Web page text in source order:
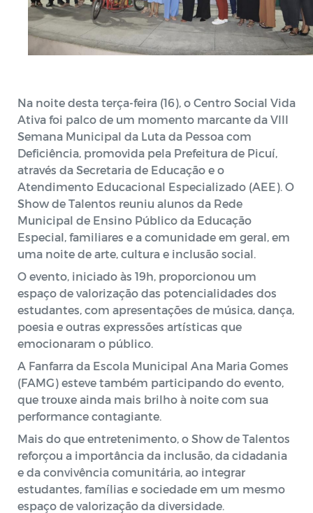
Na noite desta terça-feira (16), o Centro Social Vida
Ativa foi palco de um momento marcante da VIII
Semana Municipal da Luta da Pessoa com
Deficiência, promovida pela Prefeitura de Picuí,
através da Secretaria de Educação e o
Atendimento Educacional Especializado (AEE). O
Show de Talentos reuniu alunos da Rede
Municipal de Ensino Público da Educação
Especial, familiares e a comunidade em geral, em
uma noite de arte, cultura e inclusão social.
O evento, iniciado às 19h, proporcionou um
espaço de valorização das potencialidades dos
estudantes, com apresentações de música, dança,
poesia e outras expressões artísticas que
emocionaram o público.
A Fanfarra da Escola Municipal Ana Maria Gomes
(FAMG) esteve também participando do evento,
que trouxe ainda mais brilho à noite com sua
performance contagiante.
Mais do que entretenimento, o Show de Talentos
reforçou a importância da inclusão, da cidadania
e da convivência comunitária, ao integrar
estudantes, famílias e sociedade em um mesmo
espaço de valorização da diversidade.